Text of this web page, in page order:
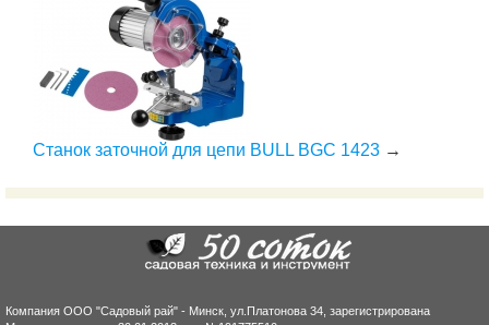
Станок заточной для цепи BULL BGC 1423 →
Компания ООО "Садовый рай" - Минск, ул.Платонова 34, зарегистрирована